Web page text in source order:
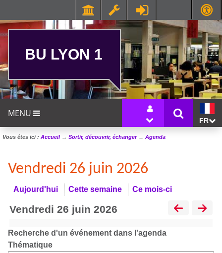
BU LYON 1
MENU
FR
Vous êtes ici : Accueil→ Sortir, découvrir, échanger→ Agenda
Vendredi 26 juin 2026
Aujourd'hui Cette semaine Ce mois-ci
vendredi 26 juin 2026
Recherche d'un événement dans l'agenda
Thématique